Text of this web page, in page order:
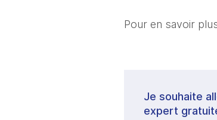
Pour en savoir
Je souhaite
expert